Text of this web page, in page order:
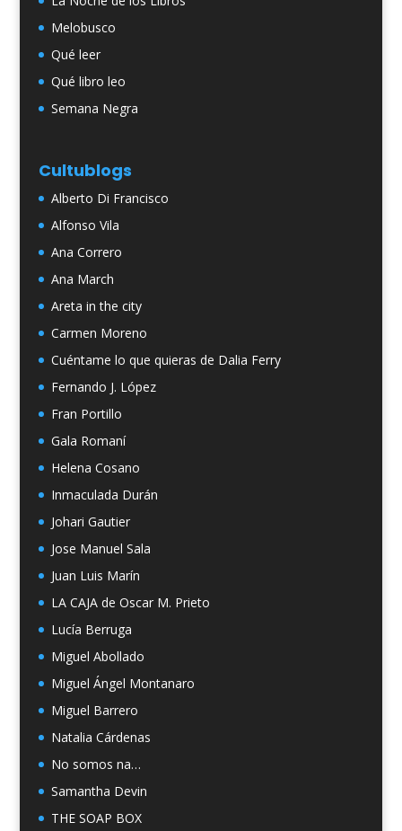
Melobusco
Qué leer
Qué libro leo
Semana Negra
Cultublogs
Alberto Di Francisco
Alfonso Vila
Ana Correro
Ana March
Areta in the city
Carmen Moreno
Cuéntame lo que quieras de Dalia Ferry
Fernando J. López
Fran Portillo
Gala Romaní
Helena Cosano
Inmaculada Durán
Johari Gautier
Jose Manuel Sala
Juan Luis Marín
LA CAJA de Oscar M. Prieto
Lucía Berruga
Miguel Abollado
Miguel Ángel Montanaro
Miguel Barrero
Natalia Cárdenas
No somos na…
Samantha Devin
THE SOAP BOX